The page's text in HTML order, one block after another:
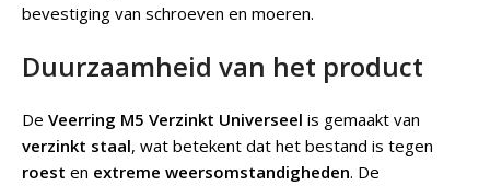
bevestiging van schroeven en moeren.
Duurzaamheid van het product
De Veerring M5 Verzinkt Universeel is gemaakt van
verzinkt staal, wat betekent dat het bestand is tegen
roest en extreme weersomstandigheden. De